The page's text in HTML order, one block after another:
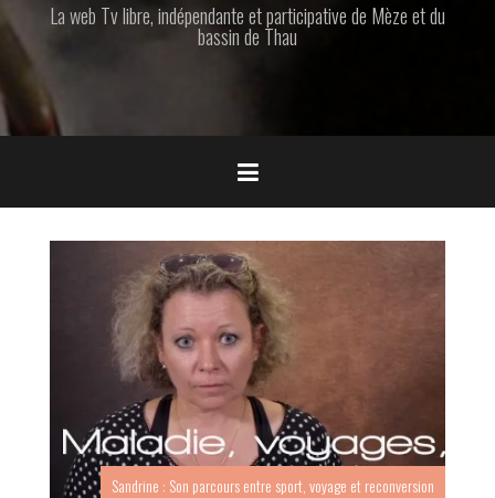
La web Tv libre, indépendante et participative de Mèze et du
bassin de Thau
Sandrine : Son parcours entre sport, voyage et reconversion